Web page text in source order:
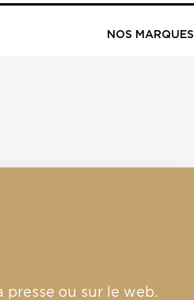
NOS MARQUES
ou sur le web.